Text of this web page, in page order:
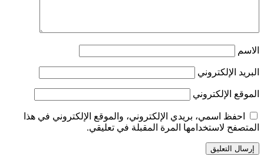
الاسم
البريد الإلكتروني
الموقع الإلكتروني
احفظ اسمي، بريدي الإلكتروني، والموقع الإلكتروني في هذا
المتصفح لاستخدامها المرة المقبلة في تعليقي.